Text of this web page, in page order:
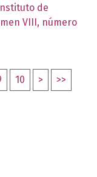
de
VIII, número
10 > >>